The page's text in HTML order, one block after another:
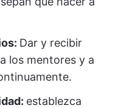
Dar y recibir
los mentores y a
establezca